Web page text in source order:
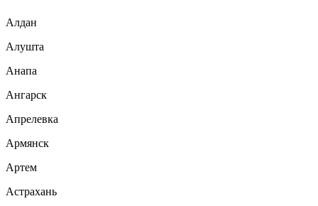
Алдан
Алушта
Анапа
Ангарск
Апрелевка
Армянск
Артем
Астрахань